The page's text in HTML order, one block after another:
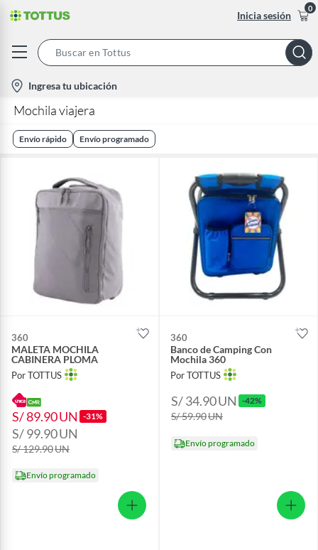
Inicia sesión
0
Bar
location-
icon
Ingresa tu ubicación
Mochila viajera
Envío rápido Envío programado
360
MALETA MOCHILA
CABINERA PLOMA
Por TOTTUS
S/ 89.90UN -31%
S/ 99.90UN
S/ 129.90UN
Envío programado
360
Banco de Camping Con
Mochila 360
Por TOTTUS
S/ 34.90UN -42%
S/ 59.90UN
Envío programado